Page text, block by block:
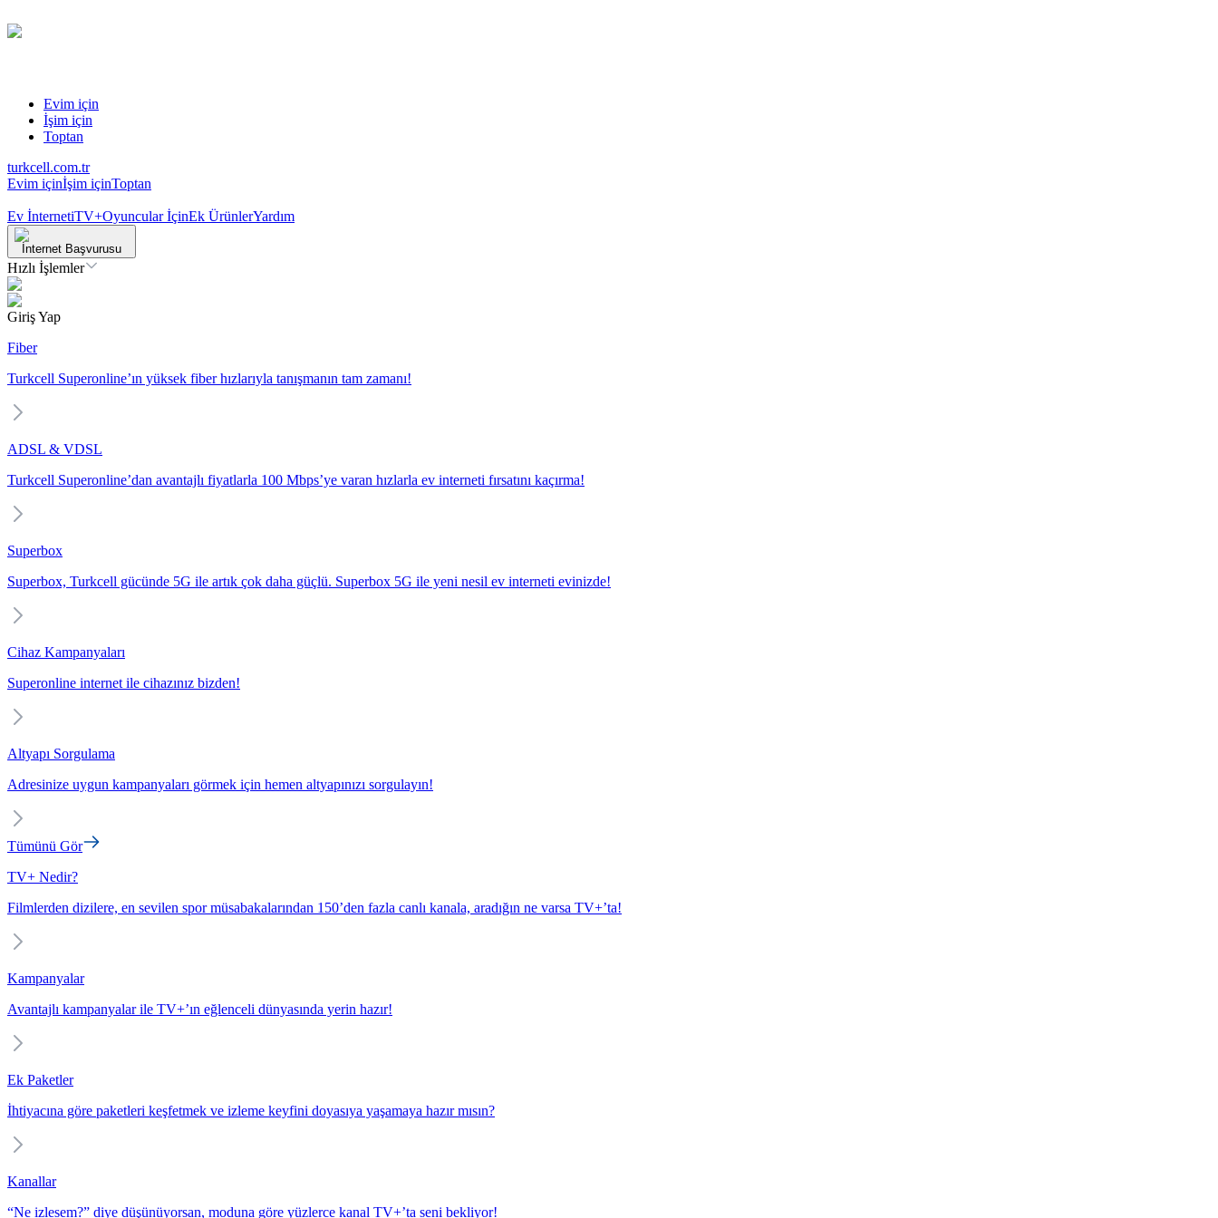
Evim için
İşim için
Toptan
turkcell.com.tr
Evim içinİşim içinToptan
Ev İnternetiTV+Oyuncular İçinEk ÜrünlerYardım
İnternet Başvurusu
Hızlı İşlemler
Giriş Yap
Fiber
Turkcell Superonline’ın yüksek fiber hızlarıyla tanışmanın tam zamanı!
ADSL & VDSL
Turkcell Superonline’dan avantajlı fiyatlarla 100 Mbps’ye varan hızlarla ev interneti fırsatını kaçırma!
Superbox
Superbox, Turkcell gücünde 5G ile artık çok daha güçlü. Superbox 5G ile yeni nesil ev interneti evinizde!
Cihaz Kampanyaları
Superonline internet ile cihazınız bizden!
Altyapı Sorgulama
Adresinize uygun kampanyaları görmek için hemen altyapınızı sorgulayın!
Tümünü Gör
TV+ Nedir?
Filmlerden dizilere, en sevilen spor müsabakalarından 150’den fazla canlı kanala, aradığın ne varsa TV+’ta!
Kampanyalar
Avantajlı kampanyalar ile TV+’ın eğlenceli dünyasında yerin hazır!
Ek Paketler
İhtiyacına göre paketleri keşfetmek ve izleme keyfini doyasıya yaşamaya hazır mısın?
Kanallar
“Ne izlesem?” diye düşünüyorsan, moduna göre yüzlerce kanal TV+’ta seni bekliyor!